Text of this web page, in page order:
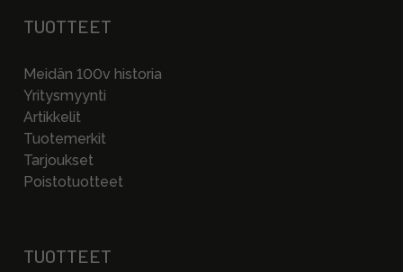
TUOTTEET
Meidän 100v historia
Yritysmyynti
Artikkelit
Tuotemerkit
Tarjoukset
Poistotuotteet
TUOTTEET